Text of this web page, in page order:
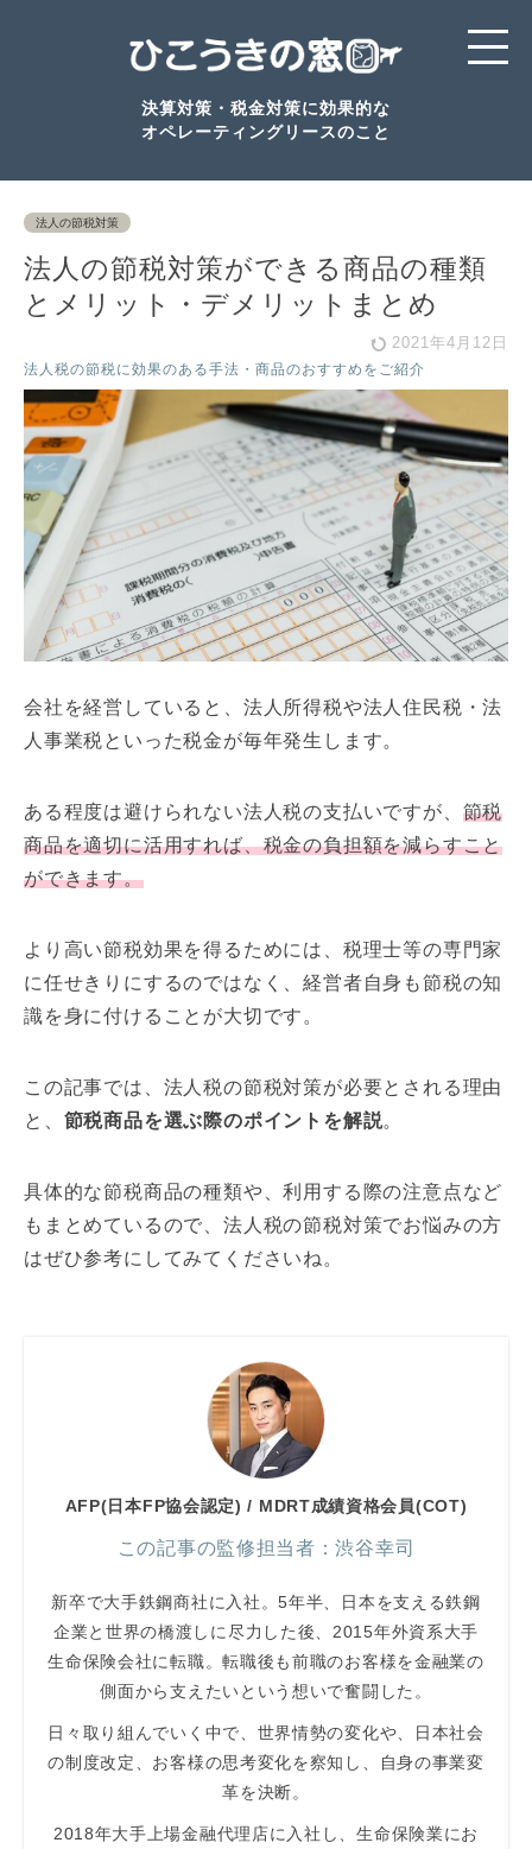
決算対策・税金対策に効果的な
オペレーティングリースのこと
法人の節税対策
法人の節税対策ができる商品の種類
とメリット・デメリットまとめ
2021年4月12日
法人税の節税に効果のある手法・商品のおすすめをご紹介
会社を経営していると、法人所得税や法人住民税・法
人事業税といった税金が毎年発生します。
ある程度は避けられない法人税の支払いですが、 節税
商品を適切に活用すれば、税金の負担額を減らすこと
ができます。
より高い節税効果を得るためには、税理士等の専門家
に任せきりにするのではなく、経営者自身も節税の知
識を身に付けることが大切です。
この記事では、法人税の節税対策が必要とされる理由
と、 節税商品を選ぶ際のポイントを解説。
具体的な節税商品の種類や、利用する際の注意点など
もまとめているので、法人税の節税対策でお悩みの方
はぜひ参考にしてみてくださいね。
AFP(日本FP協会認定) / MDRT成績資格会員(COT)
この記事の監修担当者：渋谷幸司
新卒で大手鉄鋼商社に入社。5年半、日本を支える鉄鋼
企業と世界の橋渡しに尽力した後、2015年外資系大手
生命保険会社に転職。転職後も前職のお客様を金融業の
側面から支えたいという想いで奮闘した。
日々取り組んでいく中で、世界情勢の変化や、日本社会
の制度改定、お客様の思考変化を察知し、自身の事業変
革を決断。
2018年大手上場金融代理店に入社し、生命保険業にお